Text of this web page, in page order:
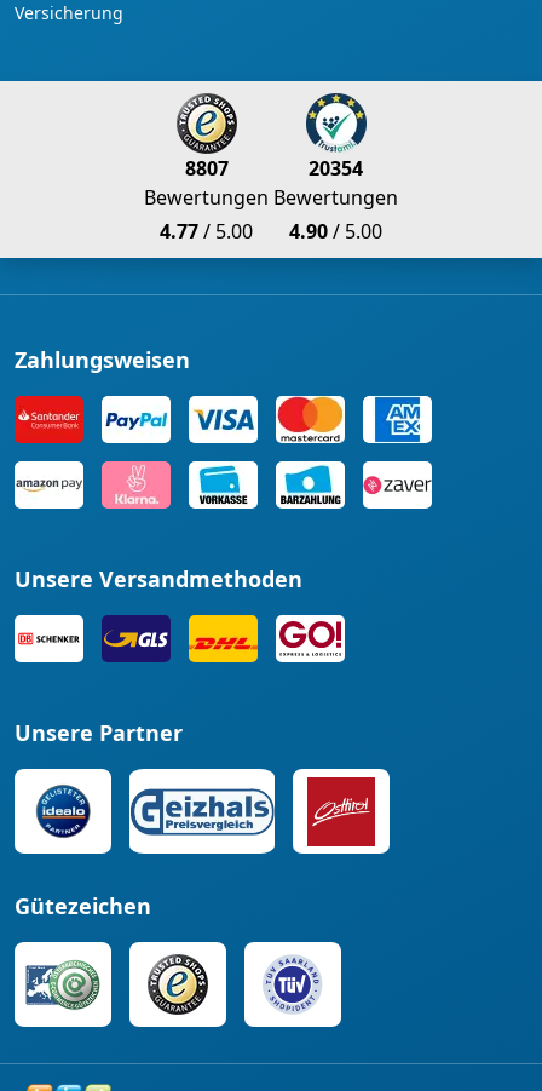
Versicherung
8807
Bewertungen
4.77/ 5.00
20354
Bewertungen
4.90/ 5.00
Zahlungsweisen
Unsere Versandmethoden
Unsere Partner
Gütezeichen